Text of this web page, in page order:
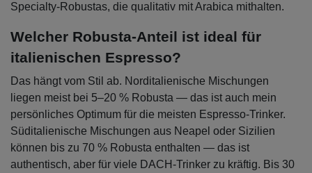
Specialty-Robustas, die qualitativ mit Arabica mithalten.
Welcher Robusta-Anteil ist ideal für
italienischen Espresso?
Das hängt vom Stil ab. Norditalienische Mischungen
liegen meist bei 5–20 % Robusta — das ist auch mein
persönliches Optimum für die meisten Espresso-Trinker.
Süditalienische Mischungen aus Neapel oder Sizilien
können bis zu 70 % Robusta enthalten — das ist
authentisch, aber für viele DACH-Trinker zu kräftig. Bis 30